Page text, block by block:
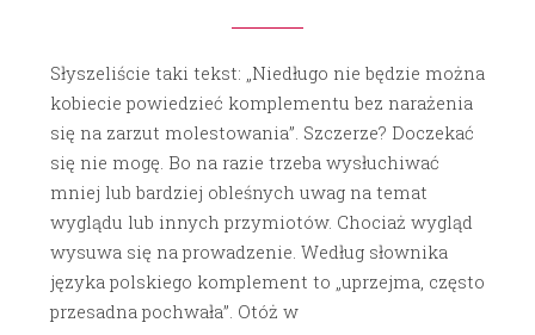
Słyszeliście taki tekst: „Niedługo nie będzie można
kobiecie powiedzieć komplementu bez narażenia
się na zarzut molestowania”. Szczerze? Doczekać
się nie mogę. Bo na razie trzeba wysłuchiwać
mniej lub bardziej obleśnych uwag na temat
wyglądu lub innych przymiotów. Chociaż wygląd
wysuwa się na prowadzenie. Według słownika
języka polskiego komplement to „uprzejma, często
przesadna pochwała”. Otóż w